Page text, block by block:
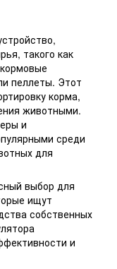
такого как
пеллеты. Этот
корма,
животными.
и
среди
для
выбор для
ищут
собственных
и